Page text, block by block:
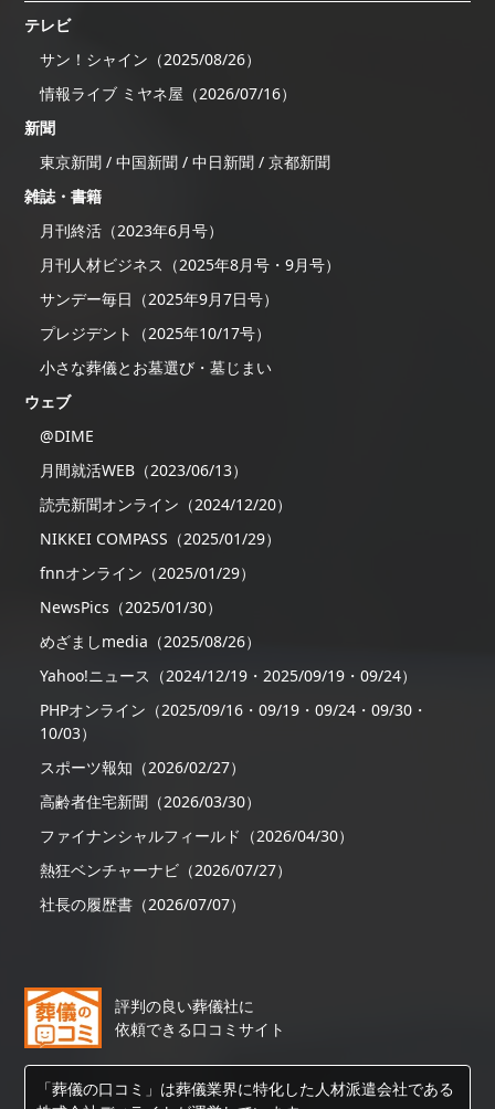
テレビ
サン！シャイン（2025/08/26）
情報ライブ ミヤネ屋（2026/07/16）
新聞
東京新聞 / 中国新聞 / 中日新聞 / 京都新聞
雑誌・書籍
月刊終活（2023年6月号）
月刊人材ビジネス（2025年8月号・9月号）
サンデー毎日（2025年9月7日号）
プレジデント（2025年10/17号）
小さな葬儀とお墓選び・墓じまい
ウェブ
@DIME
月間就活WEB（2023/06/13）
読売新聞オンライン（2024/12/20）
NIKKEI COMPASS（2025/01/29）
fnnオンライン（2025/01/29）
NewsPics（2025/01/30）
めざましmedia（2025/08/26）
Yahoo!ニュース（2024/12/19・2025/09/19・09/24）
PHPオンライン（2025/09/16・09/19・09/24・09/30・
10/03）
スポーツ報知（2026/02/27）
高齢者住宅新聞（2026/03/30）
ファイナンシャルフィールド（2026/04/30）
熱狂ベンチャーナビ（2026/07/27）
社長の履歴書（2026/07/07）
評判の良い葬儀社に
依頼できる口コミサイト
「葬儀の口コミ」は葬儀業界に特化した人材派遣会社である